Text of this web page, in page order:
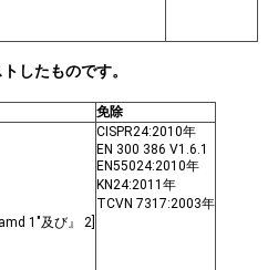
したものです。
免除
1"及び』 2]
CISPR24:2010年
EN 300 386 V1.6.1
EN55024:2010年
KN24:2011年
TCVN 7317:2003年